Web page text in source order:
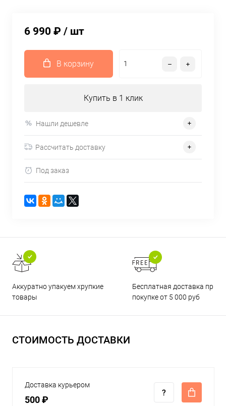
6 990 ₽ / шт
В корзину
Купить в 1 клик
Нашли дешевле
Рассчитать доставку
Под заказ
Аккуратно упакуем хрупкие
товары
Бесплатная доставка при
покупке от 5 000 руб
СТОИМОСТЬ ДОСТАВКИ
Доставка курьером
500 ₽